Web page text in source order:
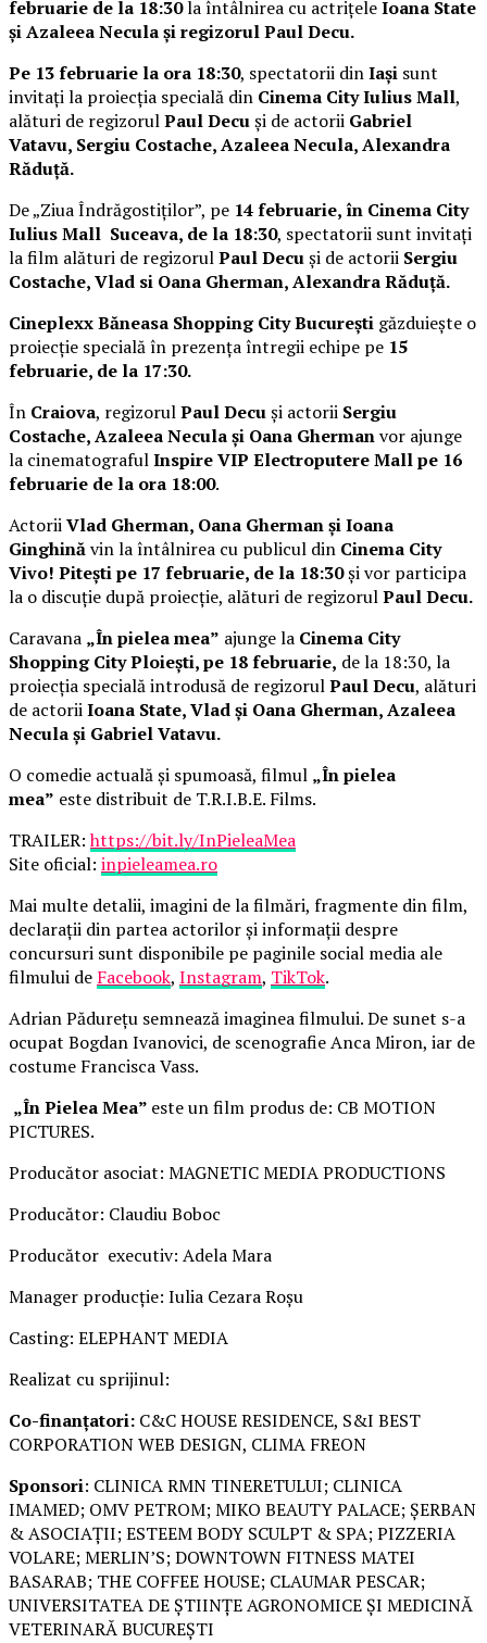
februarie de la 18:30la întâlnirea cu actrițeleIoana State
și Azaleea Necula și regizorul Paul Decu.
Pe 13 februarie la ora 18:30, spectatorii dinIași sunt
invitați la proiecția specială din Cinema City Iulius Mall,
alături de regizorulPaul Decuși de actorii Gabriel
Vatavu, Sergiu Costache, Azaleea Necula, Alexandra
Răduță.
De „Ziua Îndrăgostiților”, pe 14 februarie, în Cinema City
Iulius Mall Suceava, de la 18:30, spectatorii sunt invitați
la film alături de regizorulPaul Decuși de actorii Sergiu
Costache, Vlad si Oana Gherman, Alexandra Răduță.
Cineplexx Băneasa Shopping City București găzduiește o
proiecție specială în prezența întregii echipe pe 15
februarie, de la 17:30.
În Craiova, regizorulPaul Decuși actorii Sergiu
Costache, Azaleea Necula și Oana Ghermanvor ajunge
la cinematografulInspire VIP Electroputere Mall pe 16
februarie de la ora 18:00.
ActoriiVlad Gherman, Oana Gherman și Ioana
Ginghinăvin la întâlnirea cu publicul din Cinema City
Vivo! Pitești pe 17 februarie, de la 18:30și vor participa
la o discuție după proiecție, alături de regizorulPaul Decu.
Caravana „În pielea mea” ajunge la Cinema City
Shopping City Ploiești, pe 18 februarie, de la 18:30, la
proiecția specială introdusă de regizorulPaul Decu, alături
de actoriiIoana State, Vlad și Oana Gherman, Azaleea
Necula și Gabriel Vatavu.
O comedie actuală și spumoasă, filmul „În pielea
mea” este distribuit de T.R.I.B.E. Films.
TRAILER:https://bit.ly/InPieleaMea
Site oficial: inpieleamea.ro
Mai multe detalii, imagini de la filmări, fragmente din film,
declarații din partea actorilor și informații despre
concursuri sunt disponibile pe paginile social media ale
filmului de Facebook, Instagram, TikTok.
Adrian Pădurețu semnează imaginea filmului. De sunet s-a
ocupat Bogdan Ivanovici, de scenografie Anca Miron, iar de
costume Francisca Vass.
„În Pielea Mea” este un film produs de: CB MOTION
PICTURES.
Producător asociat: MAGNETIC MEDIA PRODUCTIONS
Producător: Claudiu Boboc
Producător executiv: Adela Mara
Manager producție: Iulia Cezara Roșu
Casting: ELEPHANT MEDIA
Realizat cu sprijinul:
Co-finanțatori: C&C HOUSE RESIDENCE, S&I BEST
CORPORATION WEB DESIGN, CLIMA FREON
Sponsori: CLINICA RMN TINERETULUI; CLINICA
IMAMED; OMV PETROM; MIKO BEAUTY PALACE; ȘERBAN
& ASOCIAȚII; ESTEEM BODY SCULPT & SPA; PIZZERIA
VOLARE; MERLIN’S; DOWNTOWN FITNESS MATEI
BASARAB; THE COFFEE HOUSE; CLAUMAR PESCAR;
UNIVERSITATEA DE ȘTIINȚE AGRONOMICE ȘI MEDICINĂ
VETERINARĂ BUCUREȘTI